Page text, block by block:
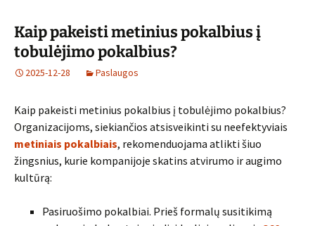
Kaip pakeisti metinius pokalbius į
tobulėjimo pokalbius?
2025-12-28 Paslaugos
Kaip pakeisti metinius pokalbius į tobulėjimo pokalbius?
Organizacijoms, siekiančios atsisveikinti su neefektyviais
metiniais pokalbiais, rekomenduojama atlikti šiuo
žingsnius, kurie kompanijoje skatins atvirumo ir augimo
kultūrą:
Pasiruošimo pokalbiai. Prieš formalų susitikimą